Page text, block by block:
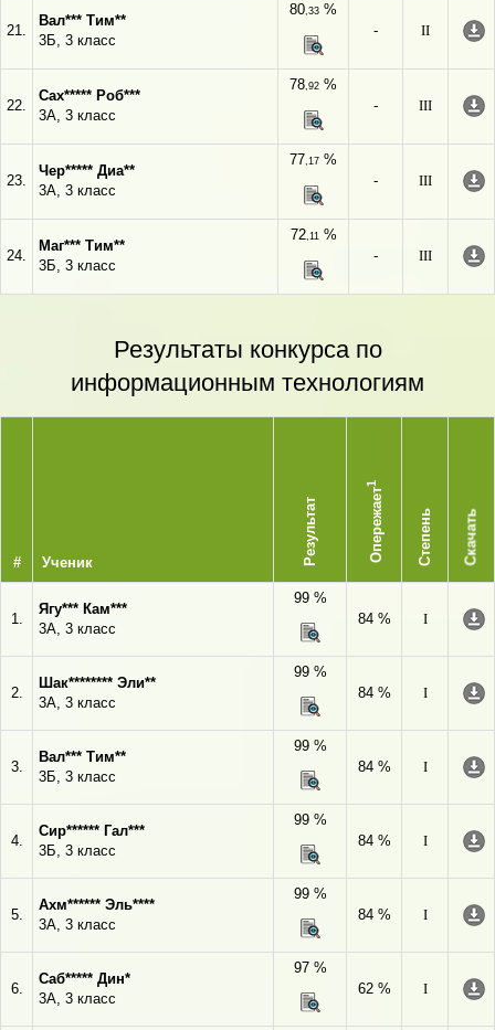
21.
Вал*** Тим**
3Б, 3 класс
80,33 %
-
II
22.
Сах***** Роб***
3А, 3 класс
78,92 %
-
III
23.
Чер***** Диа**
3А, 3 класс
77,17 %
-
III
24.
Маг*** Тим**
3Б, 3 класс
72,11%
-
III
Результаты конкурса по
информационным технологиям
# Ученик Результат Опережает
1
Степень Скачать
1.
Ягу*** Кам***
3А, 3 класс
99 %
84 %
I
2.
Шак******** Эли**
3А, 3 класс
99 %
84 %
I
3.
Вал*** Тим**
3Б, 3 класс
99 %
84 %
I
4.
Сир****** Гал***
3Б, 3 класс
99 %
84 %
I
5.
Ахм****** Эль****
3А, 3 класс
99 %
84 %
I
6.
Саб***** Дин*
3А, 3 класс
97 %
62 %
I